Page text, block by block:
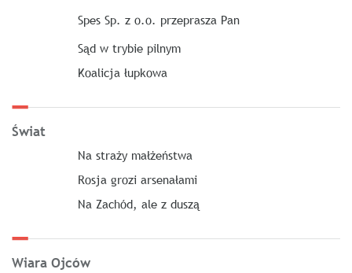
Spes Sp. z o.o. przeprasza Pan
Sąd w trybie pilnym
Koalicja łupkowa
Świat
Na straży małżeństwa
Rosja grozi arsenałami
Na Zachód, ale z duszą
Wiara Ojców